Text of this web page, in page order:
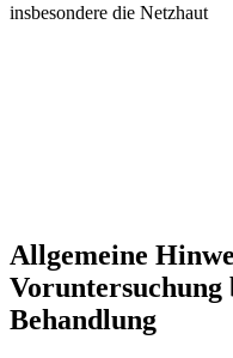
insbesondere die Netzhaut
Allgemeine
Behandlung